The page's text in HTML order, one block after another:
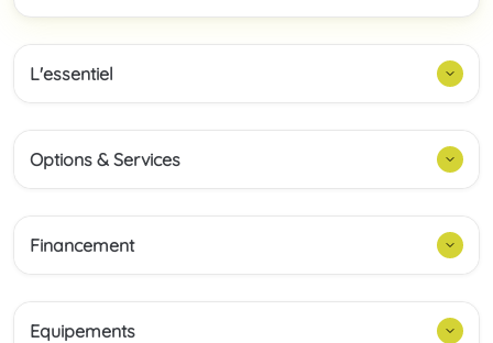
L'essentiel
Options & Services
Financement
Equipements